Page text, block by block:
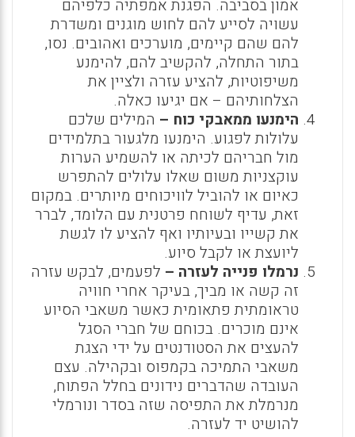
אמון בסביבה. הפגנת אמפתיה כלפיהם
עשויה לסייע להם לחוש מוגנים ומשדרת
להם שהם קיימים, מוערכים ואהובים. נסו,
בתור התחלה, להקשיב להם, להימנע
משיפוטיות, להציע עזרה ולציין את
הצלחותיהם – אם יגיעו כאלה.
הימנעו ממאבקי כוח – המילים שלכם
עלולות לפגוע. הימנעו מלגעור בתלמידים
מול חבריהם לכיתה או להשמיע הערות
עוקצניות משום שאלו עלולים להתפרש
כאיום או להוביל לוויכוחים מיותרים. במקום
זאת, עדיף לשוחח פרטנית עם הלומד, לברר
את קשייו ובעיותיו ואף להציע לו לגשת
ליועצת או לקבל סיוע.
נרמלו פנייה לעזרה – לפעמים, לבקש עזרה
זה קשה או מביך, בעיקר אחרי חוויה
טראומתית פתאומית כאשר משאבי הסיוע
אינם מוכרים. בכוחם של חברי הסגל
להעצים את הסטודנטים על ידי הצגת
משאבי התמיכה בקמפוס ובקהילה. עצם
העובדה שהדברים נידונים בחלל הפתוח,
מנרמלת את התפיסה שזה בסדר ונורמלי
להושיט יד לעזרה.